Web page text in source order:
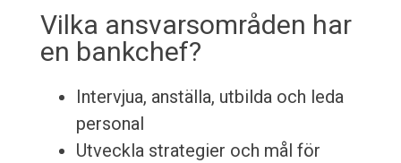
Vilka ansvarsområden har
en bankchef?
Intervjua, anställa, utbilda och leda
personal
Utveckla strategier och mål för